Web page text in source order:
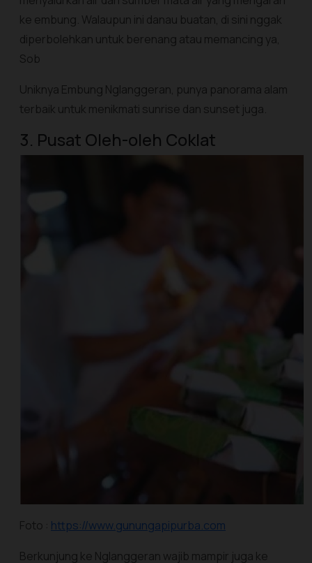
ke embung. Walaupun ini danau buatan, di sini nggak
diperbolehkan untuk berenang atau memancing ya,
Sob
Uniknya Embung Nglanggeran, punya panorama alam
terbaik untuk menikmati sunrise dan sunset juga.
3. Pusat Oleh-oleh Coklat
Foto : https://www.gunungapipurba.com
Berkunjung ke Nglanggeran wajib mampir juga ke